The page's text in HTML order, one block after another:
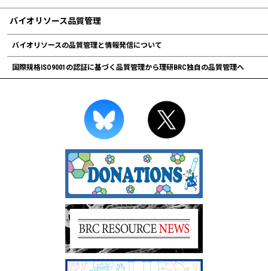
バイオリソース品質管理
バイオリソースの品質管理と情報発信について
国際規格ISO9001の認証に基づく品質管理から理研BRC独自の品質管理へ